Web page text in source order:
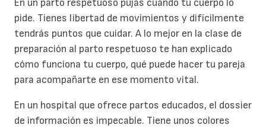
En un parto respetuoso pujas cuando tu cuerpo lo
pide. Tienes libertad de movimientos y difícilmente
tendrás puntos que cuidar. A lo mejor en la clase de
preparación al parto respetuoso te han explicado
cómo funciona tu cuerpo, qué puede hacer tu pareja
para acompañarte en ese momento vital.
En un hospital que ofrece partos educados, el dossier
de información es impecable. Tiene unos colores